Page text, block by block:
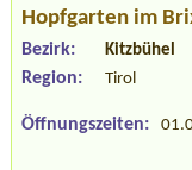
Hopfgarten im
Bezirk: Kitzbühel
Region: Tirol
Öffnungszeiten: